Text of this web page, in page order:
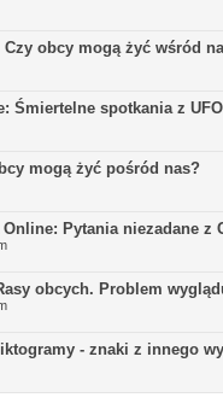
obcy mogą żyć wśród
Śmiertelne spotkania z
mogą żyć pośród nas?
Pytania niezadane z
obcych. Problem
- znaki z innego